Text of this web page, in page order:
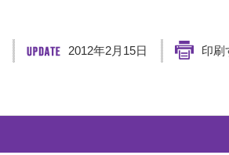
2012年2月15日 印刷